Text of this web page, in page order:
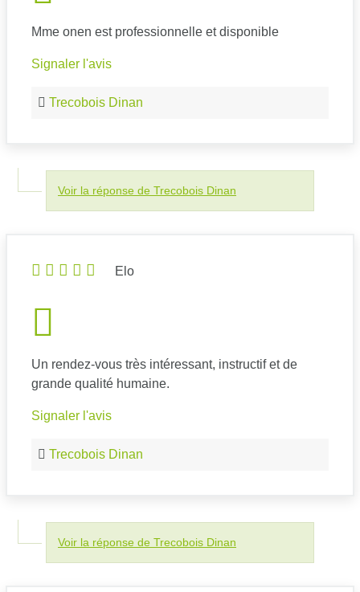
Mme onen est professionnelle et disponible
Signaler l'avis
Trecobois Dinan
Voir la réponse de Trecobois Dinan
Elo
Un rendez-vous très intéressant, instructif et de
grande qualité humaine.
Signaler l'avis
Trecobois Dinan
Voir la réponse de Trecobois Dinan